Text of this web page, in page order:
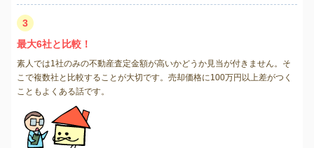
3
最大6社と比較！
素人では1社のみの不動産査定金額が高いかどうか見当が付きません。そ
こで複数社と比較することが大切です。売却価格に100万円以上差がつく
こともよくある話です。